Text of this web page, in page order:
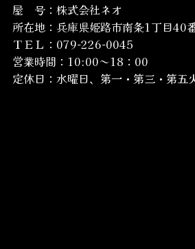
屋 号：株式会社ネオ
所在地： 兵庫県姫路市南条1丁目40
ＴＥＬ：079-226-0045
営業時間：10:00～18：00
定休日：水曜日、第一・第三・第五